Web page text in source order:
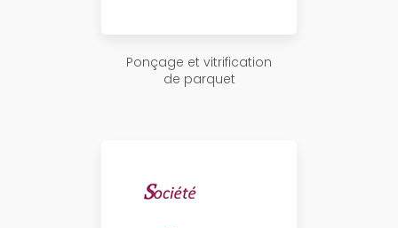
Ponçage et vitrification
de parquet